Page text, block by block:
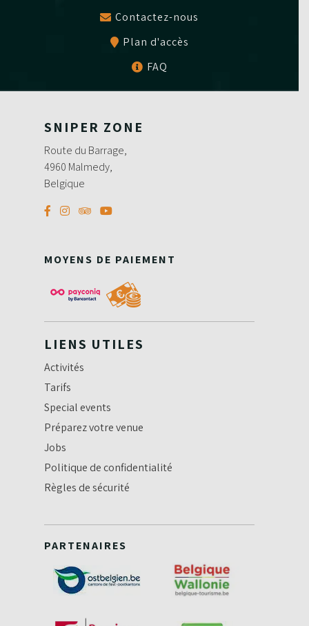
Contactez-nous
Plan d'accès
FAQ
SNIPER ZONE
Route du Barrage,
4960 Malmedy,
Belgique
MOYENS DE PAIEMENT
LIENS UTILES
Activités
Tarifs
Special events
Préparez votre venue
Jobs
Politique de confidentialité
Règles de sécurité
PARTENAIRES